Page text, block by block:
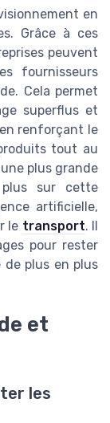
en
Grâce à ces
peuvent
fournisseurs
Cela permet
superflus et
renforçant le
tout au
plus grande
sur cette
artificielle,
le transport. Il
pour rester
plus en plus
et
les